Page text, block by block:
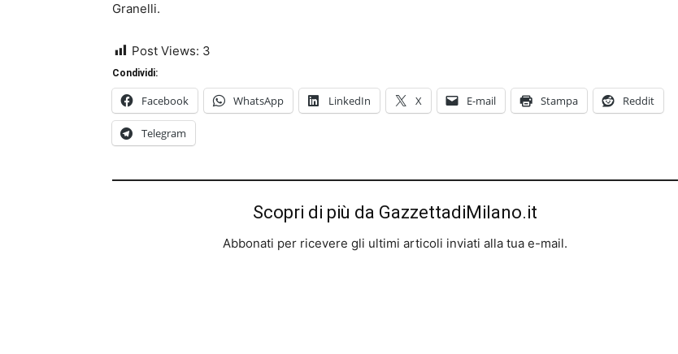
Granelli.
Post Views: 3
Condividi:
Facebook WhatsApp LinkedIn X E-mail Stampa Reddit
Telegram
Scopri di più da GazzettadiMilano.it
Abbonati per ricevere gli ultimi articoli inviati alla tua e-mail.